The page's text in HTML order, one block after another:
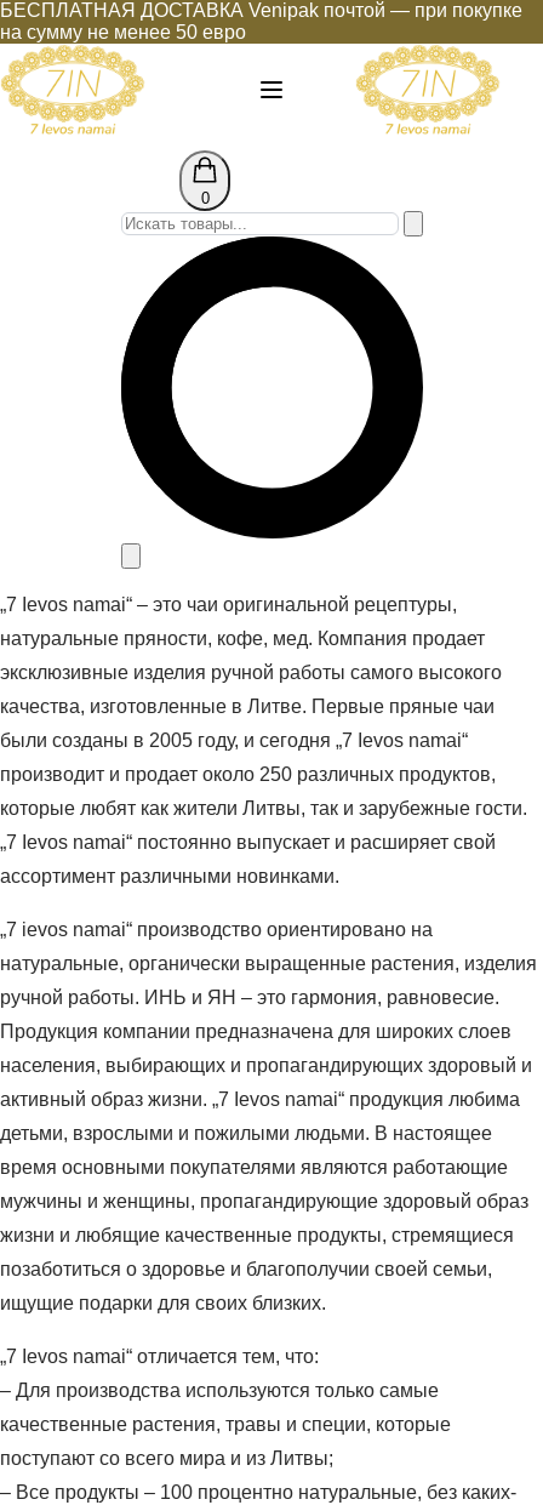
Перейти
к
содержимому
БЕСПЛАТНАЯ ДОСТАВКА Venipak почтой — при покупке
на сумму не менее 50 евро
0
„7 Ievos namai“ – это чаи оригинальной рецептуры,
натуральные пряности, кофе, мед. Компания продает
эксклюзивные изделия ручной работы самого высокого
качества, изготовленные в Литве. Первые пряные чаи
были созданы в 2005 году, и сегодня „7 Ievos namai“
производит и продает около 250 различных продуктов,
которые любят как жители Литвы, так и зарубежные гости.
„7 Ievos namai“ постоянно выпускает и расширяет свой
ассортимент различными новинками.
„7 ievos namai“ производство ориентировано на
натуральные, органически выращенные растения, изделия
ручной работы. ИНЬ и ЯН – это гармония, равновесие.
Продукция компании предназначена для широких слоев
населения, выбирающих и пропагандирующих здоровый и
активный образ жизни. „7 Ievos namai“ продукция любима
детьми, взрослыми и пожилыми людьми. В настоящее
время основными покупателями являются работающие
мужчины и женщины, пропагандирующие здоровый образ
жизни и любящие качественные продукты, стремящиеся
позаботиться о здоровье и благополучии своей семьи,
ищущие подарки для своих близких.
„7 Ievos namai“ отличается тем, что:
– Для производства используются только самые
качественные растения, травы и специи, которые
поступают со всего мира и из Литвы;
– Все продукты – 100 процентно натуральные, без каких-